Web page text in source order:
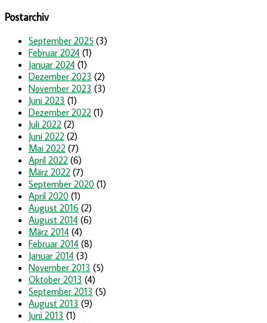
Postarchiv
September 2025 (3)
Februar 2024 (1)
Januar 2024 (1)
Dezember 2023 (2)
November 2023 (3)
Juni 2023 (1)
Dezember 2022 (1)
Juli 2022 (2)
Juni 2022 (2)
Mai 2022 (7)
April 2022 (6)
März 2022 (7)
September 2020 (1)
April 2020 (1)
August 2016 (2)
August 2014 (6)
März 2014 (4)
Februar 2014 (8)
Januar 2014 (3)
November 2013 (5)
Oktober 2013 (4)
September 2013 (5)
August 2013 (9)
Juni 2013 (1)